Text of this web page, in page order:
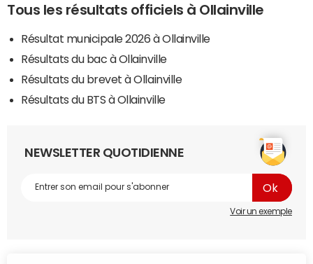
Tous les résultats officiels à Ollainville
Résultat municipale 2026 à Ollainville
Résultats du bac à Ollainville
Résultats du brevet à Ollainville
Résultats du BTS à Ollainville
NEWSLETTER QUOTIDIENNE
Voir un exemple